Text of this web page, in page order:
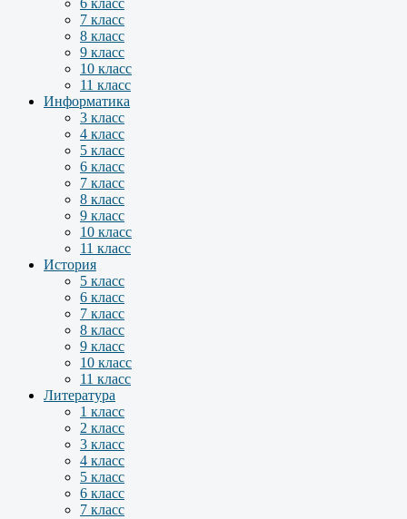
6 класс
7 класс
8 класс
9 класс
10 класс
11 класс
Информатика
3 класс
4 класс
5 класс
6 класс
7 класс
8 класс
9 класс
10 класс
11 класс
История
5 класс
6 класс
7 класс
8 класс
9 класс
10 класс
11 класс
Литература
1 класс
2 класс
3 класс
4 класс
5 класс
6 класс
7 класс